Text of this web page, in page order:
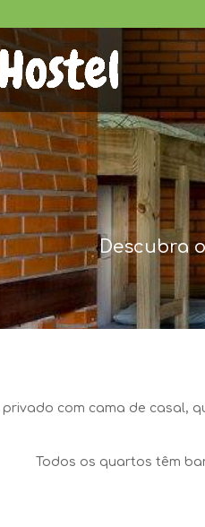
Descubra
com cama de casal,
Todos os quartos têm